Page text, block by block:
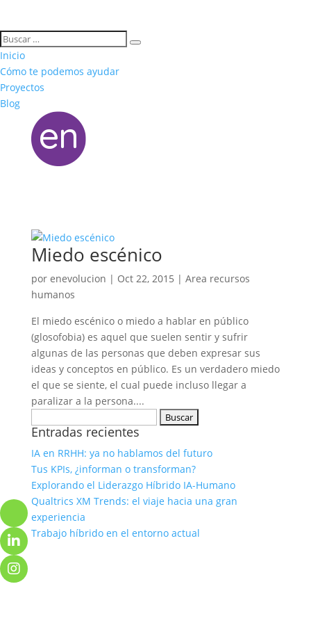
Inicio
Cómo te podemos ayudar
Proyectos
Blog
Miedo escénico
por enevolucion | Oct 22, 2015 | Area recursos
humanos
El miedo escénico o miedo a hablar en público
(glosofobia) es aquel que suelen sentir y sufrir
algunas de las personas que deben expresar sus
ideas y conceptos en público. Es un verdadero miedo
el que se siente, el cual puede incluso llegar a
paralizar a la persona....
Entradas recientes
IA en RRHH: ya no hablamos del futuro
Tus KPIs, ¿informan o transforman?
Explorando el Liderazgo Híbrido IA-Humano
Qualtrics XM Trends: el viaje hacia una gran
experiencia
Trabajo híbrido en el entorno actual